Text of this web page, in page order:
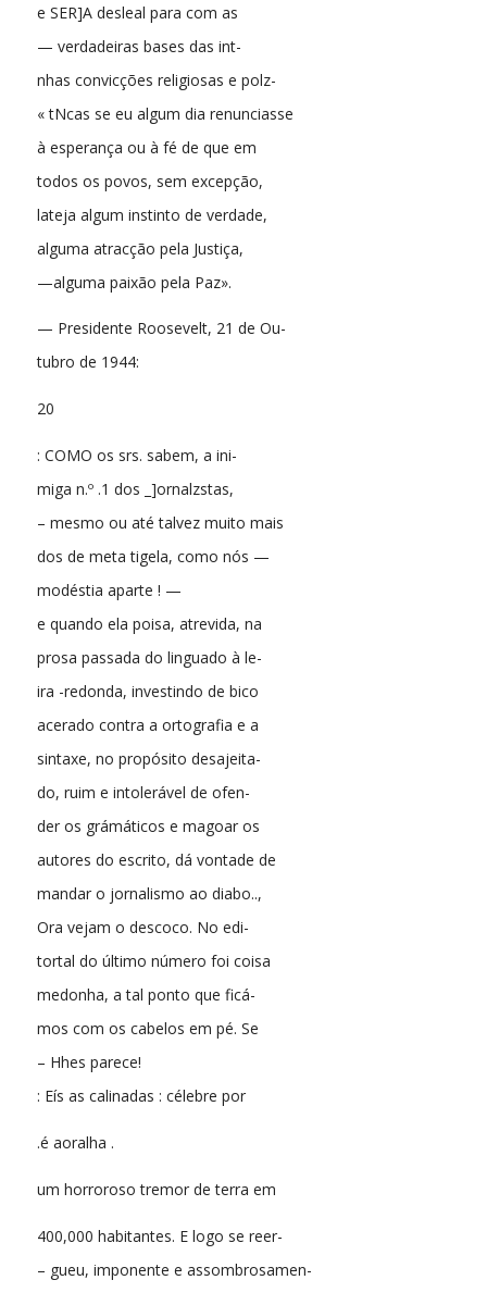
e SER]A desleal para com as
— verdadeiras bases das int-
nhas convicções religiosas e polz-
« tNcas se eu algum dia renunciasse
à esperança ou à fé de que em
todos os povos, sem excepção,
lateja algum instinto de verdade,
alguma atracção pela Justiça,
—alguma paixão pela Paz».
— Presidente Roosevelt, 21 de Ou-
tubro de 1944:
20
: COMO os srs. sabem, a ini-
miga n.º .1 dos _]ornalzstas,
– mesmo ou até talvez muito mais
dos de meta tigela, como nós —
modéstia aparte ! —
e quando ela poisa, atrevida, na
prosa passada do linguado à le-
ira -redonda, investindo de bico
acerado contra a ortografia e a
sintaxe, no propósito desajeita-
do, ruim e intolerável de ofen-
der os grámáticos e magoar os
autores do escrito, dá vontade de
mandar o jornalismo ao diabo..,
Ora vejam o descoco. No edi-
tortal do último número foi coisa
medonha, a tal ponto que ficá-
mos com os cabelos em pé. Se
– Hhes parece!
: Eís as calinadas : célebre por
.é aoralha .
um horroroso tremor de terra em
400,000 habitantes. E logo se reer-
– gueu, imponente e assombrosamen-